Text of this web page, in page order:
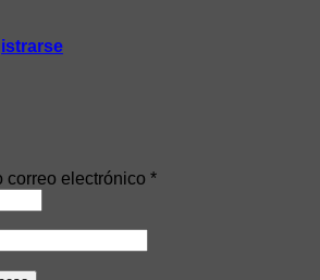
correo electrónico *Obligatorio